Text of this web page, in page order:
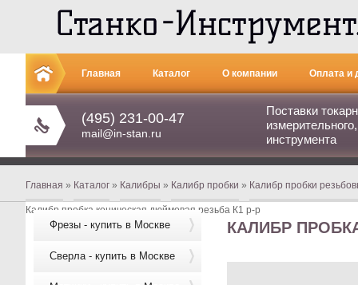
(495) 231-00-47
mail@in-stan.ru
Поставки
инструмента
Главная Каталог О компании Оплата и
Контакты
Главная » Каталог » Калибры » Калибр пробки » Калибр пробки
Калибр пробка коническая дюймовая резьба К1 р-р
КАЛИБР
Фрезы - купить в Москве
Сверла - купить в Москве